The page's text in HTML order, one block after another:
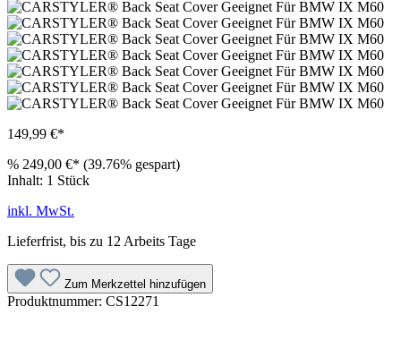
149,99 €*
% 249,00 €* (39.76% gespart)
Inhalt: 1 Stück
inkl. MwSt.
Lieferfrist, bis zu 12 Arbeits Tage
Zum Merkzettel hinzufügen
Produktnummer: CS12271